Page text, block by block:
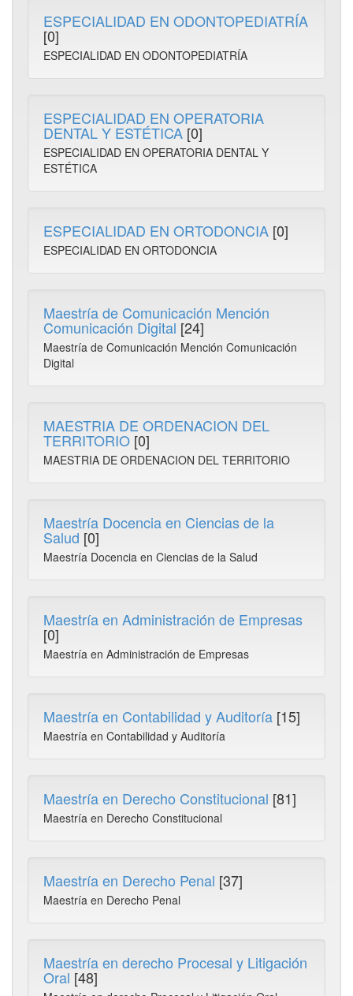
ESPECIALIDAD EN ODONTOPEDIATRÍA
[0]
ESPECIALIDAD EN ODONTOPEDIATRÍA
ESPECIALIDAD EN OPERATORIA
DENTAL Y ESTÉTICA [0]
ESPECIALIDAD EN OPERATORIA DENTAL Y
ESTÉTICA
ESPECIALIDAD EN ORTODONCIA [0]
ESPECIALIDAD EN ORTODONCIA
Maestría de Comunicación Mención
Comunicación Digital [24]
Maestría de Comunicación Mención Comunicación
Digital
MAESTRIA DE ORDENACION DEL
TERRITORIO [0]
MAESTRIA DE ORDENACION DEL TERRITORIO
Maestría Docencia en Ciencias de la
Salud [0]
Maestría Docencia en Ciencias de la Salud
Maestría en Administración de Empresas
[0]
Maestría en Administración de Empresas
Maestría en Contabilidad y Auditoría [15]
Maestría en Contabilidad y Auditoría
Maestría en Derecho Constitucional [81]
Maestría en Derecho Constitucional
Maestría en Derecho Penal [37]
Maestría en Derecho Penal
Maestría en derecho Procesal y Litigación
Oral [48]